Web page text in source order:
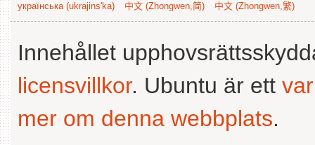
українська (ukrajins'ka)
中文 (Zhongwen,简) 中文 (Zhongwen,繁)
Innehållet
licensvillkor. Ubuntu är ett
mer om denna webbplats.